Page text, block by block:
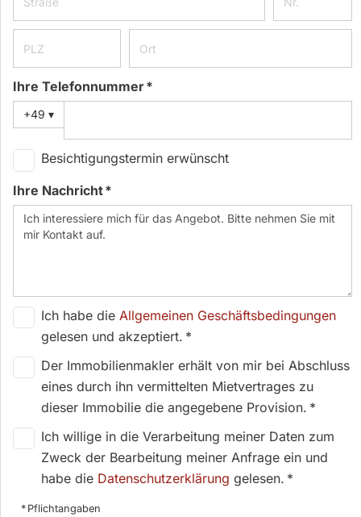
Ihre Telefonnummer *
+49 ▾
Besichtigungstermin erwünscht
Ihre Nachricht *
Ich habe die Allgemeinen Geschäftsbedingungen
gelesen und akzeptiert. *
Der Immobilienmakler erhält von mir bei Abschluss
eines durch ihn vermittelten Mietvertrages zu
dieser Immobilie die angegebene Provision. *
Ich willige in die Verarbeitung meiner Daten zum
Zweck der Bearbeitung meiner Anfrage ein und
habe die Datenschutzerklärung gelesen. *
* Pflichtangaben